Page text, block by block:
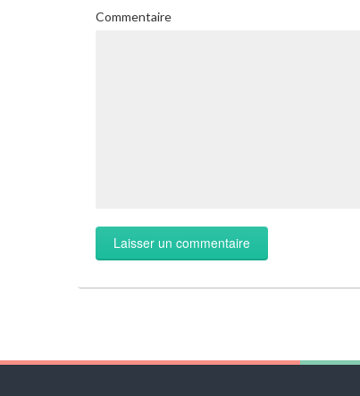
Commentaire